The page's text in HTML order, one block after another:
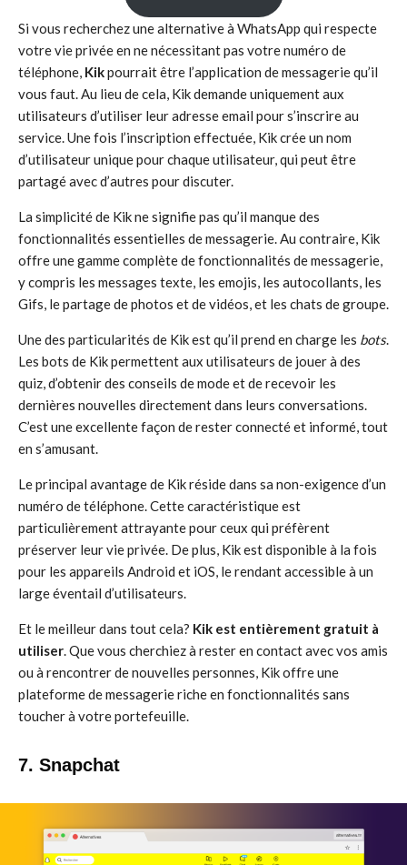
Si vous recherchez une alternative à WhatsApp qui respecte
votre vie privée en ne nécessitant pas votre numéro de
téléphone, Kikpourrait être l’application de messagerie qu’il
vous faut. Au lieu de cela, Kik demande uniquement aux
utilisateurs d’utiliser leur adresse email pour s’inscrire au
service. Une fois l’inscription effectuée, Kik crée un nom
d’utilisateur unique pour chaque utilisateur, qui peut être
partagé avec d’autres pour discuter.
La simplicité de Kik ne signifie pas qu’il manque des
fonctionnalités essentielles de messagerie. Au contraire, Kik
offre une gamme complète de fonctionnalités de messagerie,
y compris les messages texte, les emojis, les autocollants, les
Gifs, le partage de photos et de vidéos, et les chats de groupe.
Une des particularités de Kik est qu’il prend en charge les bots.
Les bots de Kik permettent aux utilisateurs de jouer à des
quiz, d’obtenir des conseils de mode et de recevoir les
dernières nouvelles directement dans leurs conversations.
C’est une excellente façon de rester connecté et informé, tout
en s’amusant.
Le principal avantage de Kik réside dans sa non-exigence d’un
numéro de téléphone. Cette caractéristique est
particulièrement attrayante pour ceux qui préfèrent
préserver leur vie privée. De plus, Kik est disponible à la fois
pour les appareils Android et iOS, le rendant accessible à un
large éventail d’utilisateurs.
Et le meilleur dans tout cela? Kik est entièrement gratuit à
utiliser . Que vous cherchiez à rester en contact avec vos amis
ou à rencontrer de nouvelles personnes, Kik offre une
plateforme de messagerie riche en fonctionnalités sans
toucher à votre portefeuille.
7. Snapchat